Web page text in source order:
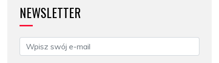
NEWSLETTER